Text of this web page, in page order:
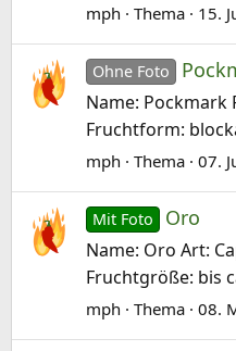
mph Thema 15.
Ohne Foto
Name:
Fruchtform:
mph Thema 07.
Mit Foto Oro
Name: Oro Art:
Fruchtgröße: bis
mph Thema 08.